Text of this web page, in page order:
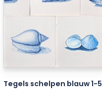
Tegels schelpen blauw 1-5